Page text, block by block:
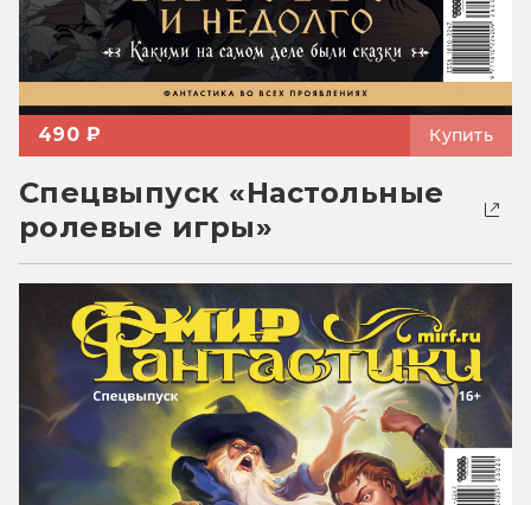
490 ₽ Купить
Спецвыпуск «Настольные
ролевые игры»